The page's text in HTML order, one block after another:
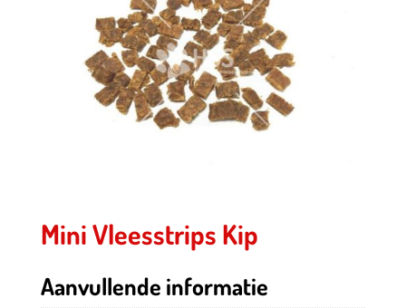
Mini Vleesstrips Kip
Aanvullende informatie